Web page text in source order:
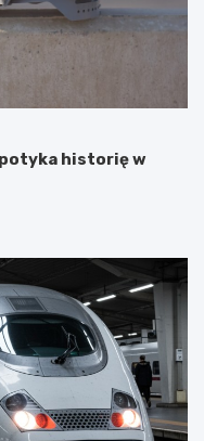
historię w